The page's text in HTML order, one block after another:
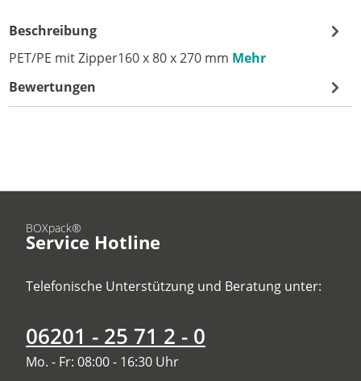
Beschreibung
PET/PE mit Zipper160 x 80 x 270 mm Mehr
Bewertungen
BOXpack®
Service Hotline
Telefonische Unterstützung und Beratung unter:
06201 - 25 71 2 - 0
Mo. - Fr: 08:00 - 16:30 Uhr